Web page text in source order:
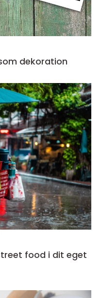
dekoration
food i dit eget